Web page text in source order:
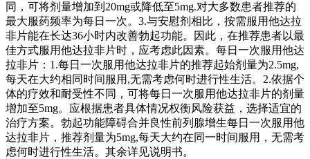
同，可将剂量增加到20mg或降低至5mg.对大多数患者推荐的
最大服药频率为每日一次。3.与安慰剂相比，按需服用他达拉
非片能在长达36小时内改善勃起功能。因此，在推荐患者以最
佳方式服用他达拉非片时，应考虑此因素。每日一次服用他达
拉非片：1.每日一次服用他达拉非片的推荐起始剂量为2.5mg,
每天在大约相同时间服用,无需考虑何时进行性生活。2.依据个
体的疗效和耐受性不同，可将每日一次服用他达拉非片的剂量
增加至5mg。应根据患者具体情况权衡风险获益，选择适宜的
治疗方案。勃起功能障碍合并良性前列腺增生每日一次服用他
达拉非片，推荐剂量为5mg,每天大约在同一时间服用，无需考
虑何时进行性生活。其余详见说明书。